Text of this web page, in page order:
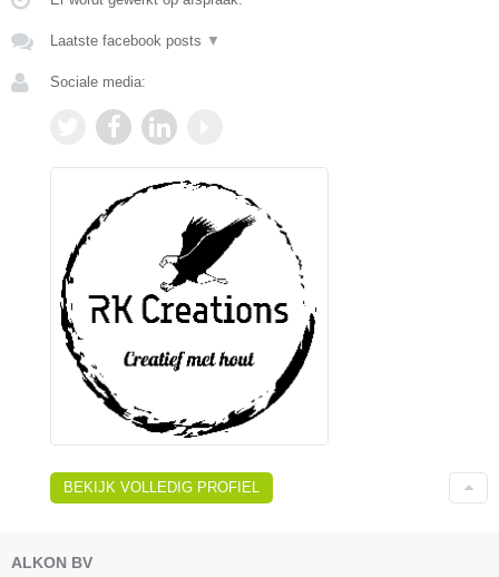
Laatste facebook posts ▼
Sociale media:
BEKIJK VOLLEDIG PROFIEL
ALKON BV